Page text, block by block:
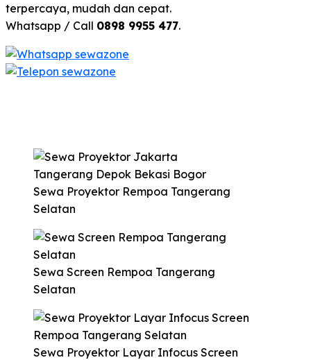
terpercaya, mudah dan cepat.
Whatsapp / Call 0898 9955 477.
Sewa Proyektor Rempoa Tangerang
Selatan
Sewa Screen Rempoa Tangerang
Selatan
Sewa Proyektor Layar Infocus Screen